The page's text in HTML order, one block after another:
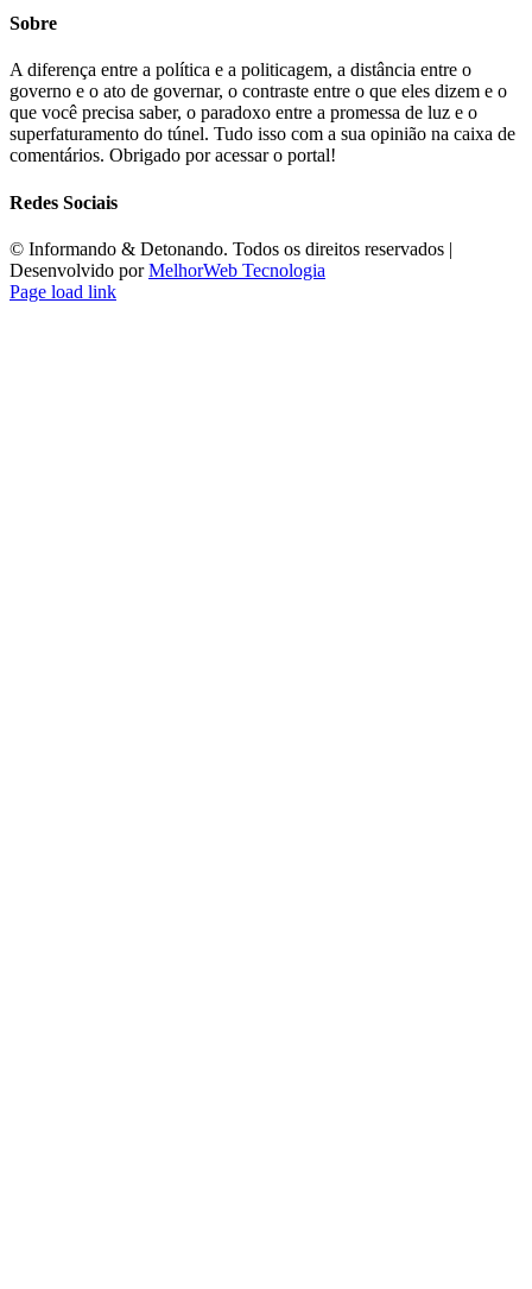
Sobre
A diferença entre a política e a politicagem, a distância entre o
governo e o ato de governar, o contraste entre o que eles dizem e o
que você precisa saber, o paradoxo entre a promessa de luz e o
superfaturamento do túnel. Tudo isso com a sua opinião na caixa de
comentários. Obrigado por acessar o portal!
Redes Sociais
©️ Informando & Detonando. Todos os direitos reservados |
Desenvolvido porMelhorWeb Tecnologia
Page load link